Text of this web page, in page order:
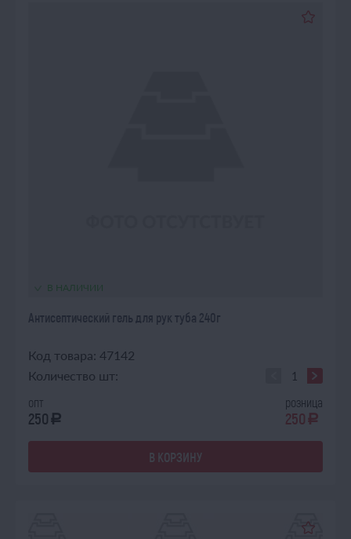
В НАЛИЧИИ
Антисептический гель для рук туба 240г
Код товара: 47142
Количество шт:
опт
250 a
розница
250 a
В КОРЗИНУ